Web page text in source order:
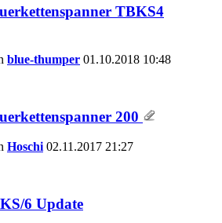
TBKS4
blue-thumper 01.10.2018 10:48
200
Hoschi 02.11.2017 21:27
6 Update